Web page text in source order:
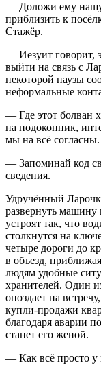
— Доложи ему нашу
приблизить к
Стажёр.
— Иезуит говорит,
выйти на связь с
некоторой паузы
неформальные
— Где этот болван
на подоконник,
мы на всё согласны.
— Запоминай код
сведения.
Удручённый
развернуть
устроят так, что
столкнутся на
четыре дороги до
в объезд,
людям удобные
хранителей. Один
опоздает на
купли-продажи
благодаря аварии
станет его женой.
— Как всё просто